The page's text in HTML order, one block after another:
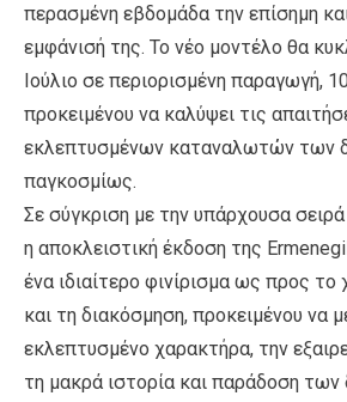
περασμένη εβδομάδα την επίσημη
εμφάνισή της. Το νέο μοντέλο θα
Ιούλιο σε περιορισμένη παραγωγή,
προκειμένου να καλύψει τις
εκλεπτυσμένων καταναλωτών των
παγκοσμίως.
Σε σύγκριση με την υπάρχουσα
η αποκλειστική έκδοση της
ένα ιδιαίτερο φινίρισμα ως προς
και τη διακόσμηση, προκειμένου να
εκλεπτυσμένο χαρακτήρα, την
τη μακρά ιστορία και παράδοση των